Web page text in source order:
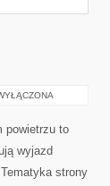
powietrzu to
wyjazd
strony